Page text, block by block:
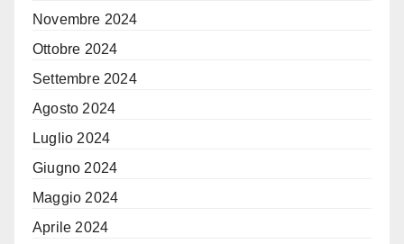
Novembre 2024
Ottobre 2024
Settembre 2024
Agosto 2024
Luglio 2024
Giugno 2024
Maggio 2024
Aprile 2024